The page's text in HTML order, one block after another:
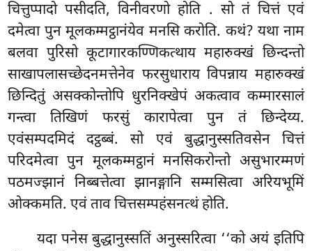
चित्तुप्पादो पसीदति, विनीवरणो होति . सो तं चित्तं एवं
दमेत्वा पुन मूलकम्मट्ठानंयेव मनसि करोति. कथं? यथा नाम
बलवा पुरिसो कूटागारकण्णिकत्थाय महारुक्खं छिन्दन्तो
साखापलासच्छेदनमत्तेनेव फरसुधाराय विपन्नाय महारुक्खं
छिन्दितुं असक्कोन्तोपि धुरनिक्खेपं अकत्वाव कम्मारसालं
गन्त्वा तिखिणं फरसुं कारापेत्वा पुन तं छिन्देय्य.
एवंसम्पदमिदं दट्ठब्बं. सो एवं बुद्धानुस्सतिवसेन चित्तं
परिदमेत्वा पुन मूलकम्मट्ठानं मनसिकरोन्तो असुभारम्मणं
पठमज्झानं निब्बत्तेत्वा झानङ्गानि सम्मसित्वा अरियभूमिं
ओक्कमति. एवं ताव चित्तसम्पहंसनत्थं होति.
यदा पनेस बुद्धानुस्सतिं अनुस्सरित्वा ‘‘को अयं इतिपि